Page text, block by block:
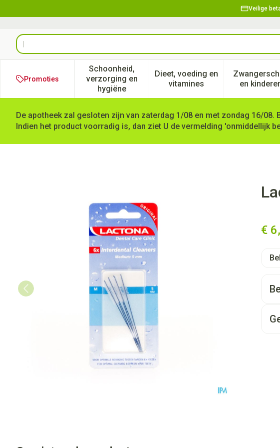
Veilige
Product, merk, categorie...
Promoties
Schoonheid,
verzorging en
hygiëne
Toon submenu voor Schoonheid, verzorging
Dieet, voeding en
vitaminesToon submenu voor
en
De apotheek zal gesloten zijn van zaterdag 1/08 en met zondag 16/
Indien het product voorradig is, dan ziet U de vermelding 'onmiddellijk
Lactona Tandenb Interd. Medium 5
€